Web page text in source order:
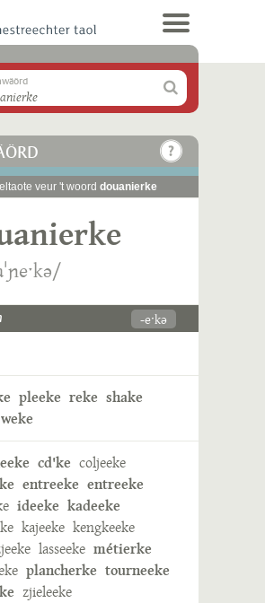
veur 't woord douanierke
-eˑkə
pleeke reke shake
weke
cd'ke coljeeke
entreeke entreeke
ideeke kadeeke
kajeeke kengkeeke
lasseeke métierke
plancherke tourneeke
zjieleeke